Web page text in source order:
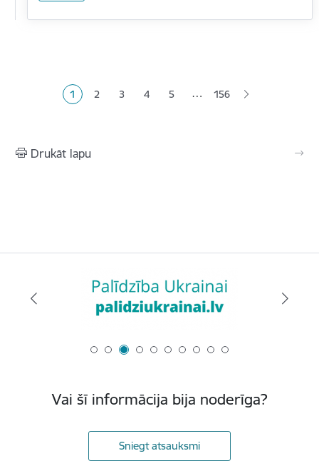
Pašreizējā lapa
1 Lapa
2 Lapa
3 Lapa
4 Lapa
5 … 156
Drukāt lapu
Vai šī informācija bija noderīga?
Sniegt atsauksmi